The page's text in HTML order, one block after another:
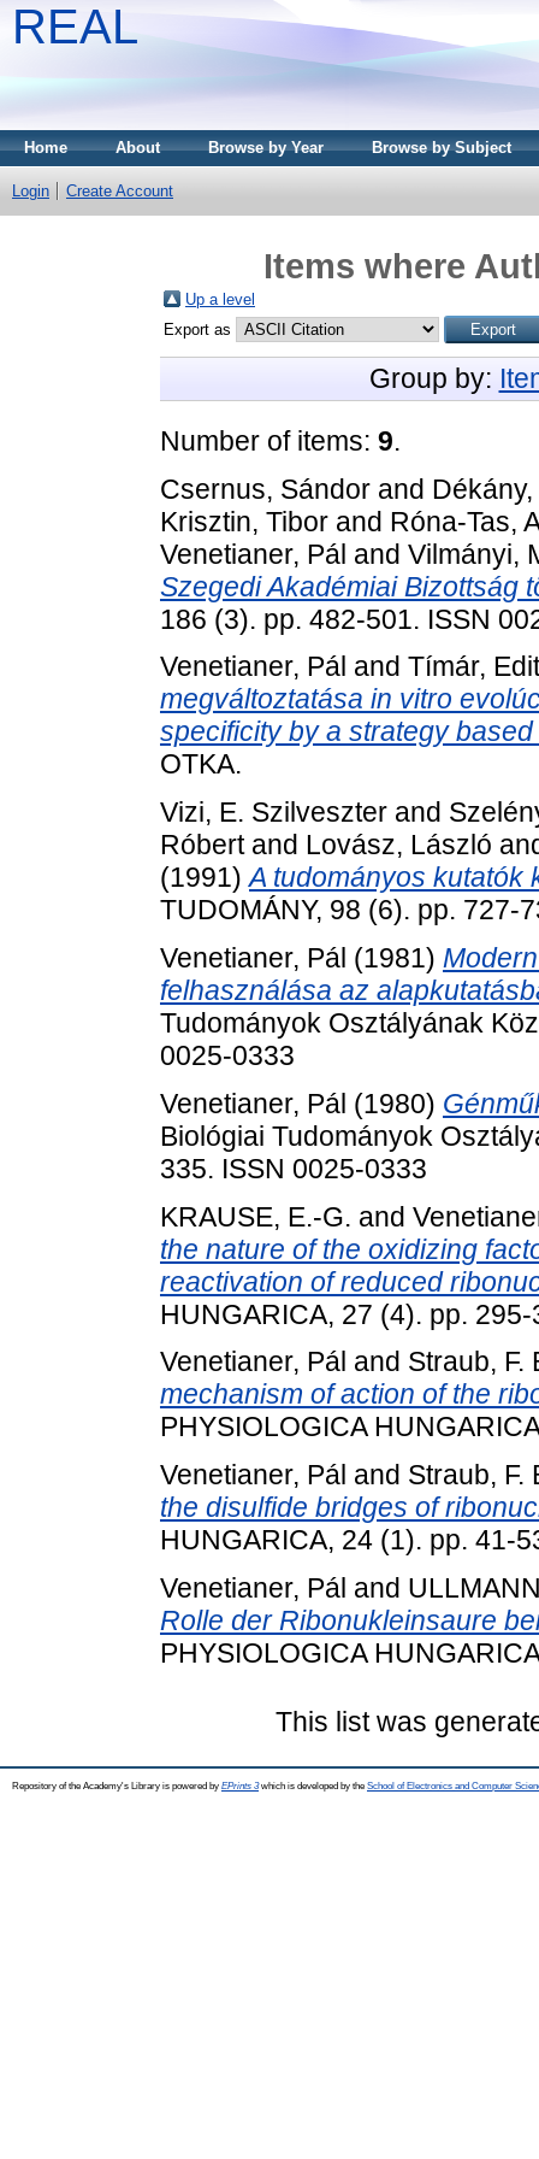
REAL
Home About Browse by Year Browse by Subject
Login Create Account
Items where
Up a level
Export as
Group by:
Number of items: 9.
Csernus, Sándor and
Krisztin, Tibor and Róna-Tas,
Venetianer, Pál and Vilmányi,
Szegedi Akadémiai Bizottság
186 (3). pp. 482-501. ISSN
Venetianer, Pál and Tímár, Edit
megváltoztatása in vitro
specificity by a strategy
OTKA.
Vizi, E. Szilveszter and
Róbertand Lovász, László
(1991)A tudományos kutatók
TUDOMÁNY, 98 (6). pp. 727-
Venetianer, Pál (1981)
felhasználása az
Tudományok Osztályának
0025-0333
Venetianer, Pál (1980)
Biológiai Tudományok
335. ISSN 0025-0333
KRAUSE, E.-G. and
the nature of the oxidizing
reactivation of reduced
HUNGARICA, 27 (4). pp.
Venetianer, Pál and Straub, F.
mechanism of action of the
PHYSIOLOGICA
Venetianer, Pál and Straub, F.
the disulfide bridges of
HUNGARICA, 24 (1). pp. 41-
Venetianer, Pál and
Rolle der Ribonukleinsaure
PHYSIOLOGICA
This list was
Repository of the Academy's Library is powered by EPrints 3which is developed by the School of Electronics and Computer